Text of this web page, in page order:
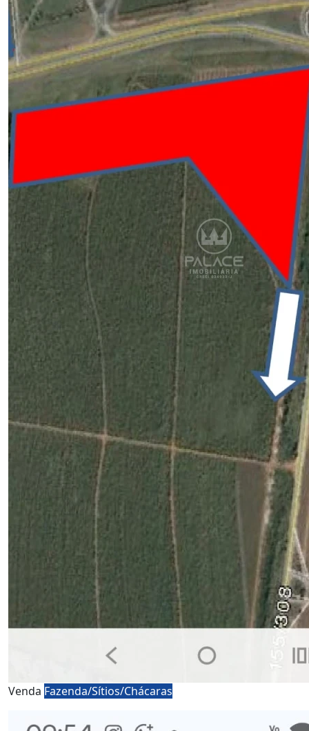
Venda Fazenda/Sítios/Chácaras